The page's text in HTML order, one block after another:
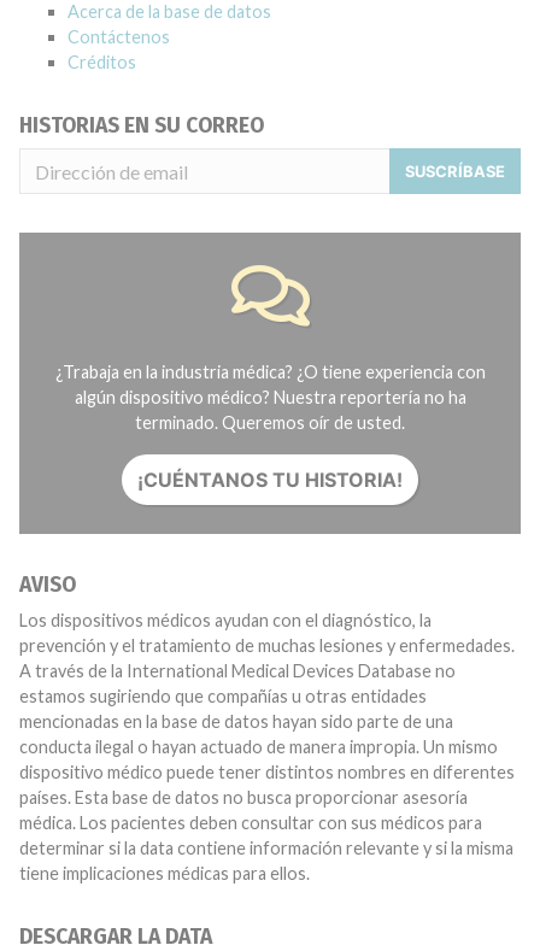
Acerca de la base de datos
Contáctenos
Créditos
HISTORIAS EN SU CORREO
SUSCRÍBASE
¿Trabaja en la industria médica? ¿O tiene experiencia con
algún dispositivo médico? Nuestra reportería no ha
terminado. Queremos oír de usted.
¡CUÉNTANOS TU HISTORIA!
AVISO
Los dispositivos médicos ayudan con el diagnóstico, la
prevención y el tratamiento de muchas lesiones y enfermedades.
A través de la International Medical Devices Database no
estamos sugiriendo que compañías u otras entidades
mencionadas en la base de datos hayan sido parte de una
conducta ilegal o hayan actuado de manera impropia. Un mismo
dispositivo médico puede tener distintos nombres en diferentes
países. Esta base de datos no busca proporcionar asesoría
médica. Los pacientes deben consultar con sus médicos para
determinar si la data contiene información relevante y si la misma
tiene implicaciones médicas para ellos.
DESCARGAR LA DATA